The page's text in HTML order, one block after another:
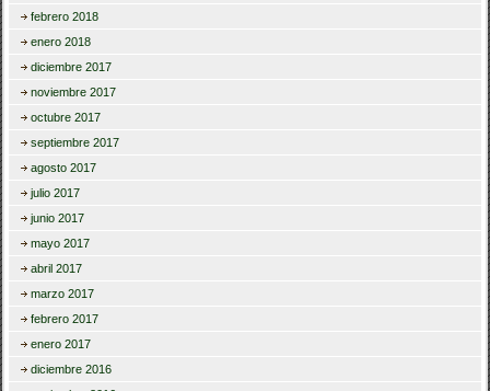
febrero 2018
enero 2018
diciembre 2017
noviembre 2017
octubre 2017
septiembre 2017
agosto 2017
julio 2017
junio 2017
mayo 2017
abril 2017
marzo 2017
febrero 2017
enero 2017
diciembre 2016